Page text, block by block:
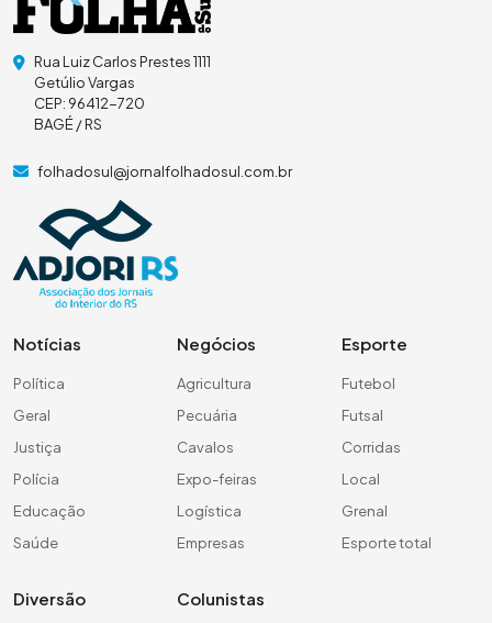
Rua Luiz Carlos Prestes 1111
Getúlio Vargas
CEP: 96412-720
BAGÉ / RS
folhadosul@jornalfolhadosul.com.br
Notícias
Política
Geral
Justiça
Polícia
Educação
Saúde
Negócios
Agricultura
Pecuária
Cavalos
Expo-feiras
Logística
Empresas
Esporte
Futebol
Futsal
Corridas
Local
Grenal
Esporte total
Diversão Colunistas